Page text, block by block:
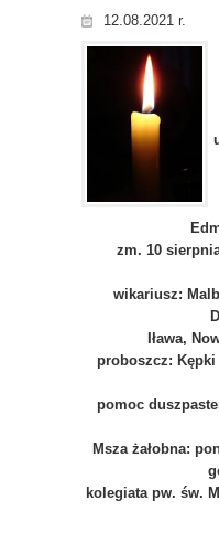
12.08.2021 r.
zm. 10
wikariusz:
Iława,
proboszcz: Kępki
pomoc
Msza żałobna:
kolegiata pw. św.